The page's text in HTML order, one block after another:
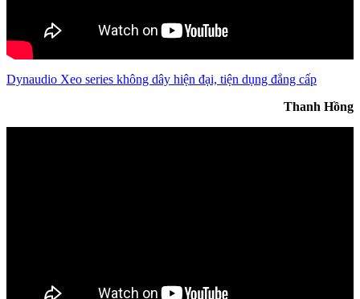
Dynaudio Xeo series không dây hiện đại, tiện dụng đẳng cấp
Thanh Hồng